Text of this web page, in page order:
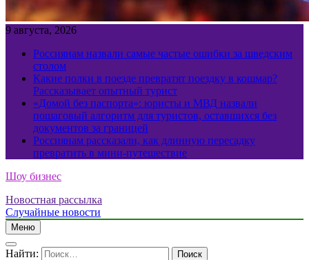
9 августа, 2026
Россиянам назвали самые частые ошибки за шведским
столом
Какие полки в поезде превратят поездку в кошмар?
Рассказывает опытный турист
«Домой без паспорта»: юристы и МВД назвали
пошаговый алгоритм для туристов, оставшихся без
документов за границей
Россиянам рассказали, как длинную пересадку
превратить в мини-путешествие
Шоу бизнес
Новостная рассылка
Случайные новости
Меню
Найти: